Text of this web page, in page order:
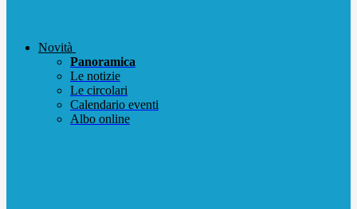
Novità
Panoramica
Le notizie
Le circolari
Calendario eventi
Albo online